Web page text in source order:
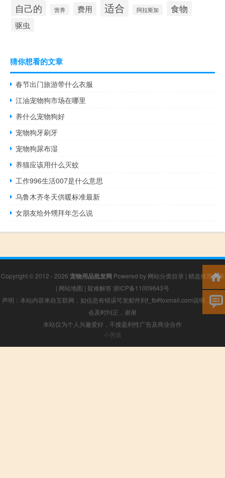
自己的 营养 费用 适合 阿拉斯加 食物
驱虫
猜你想看的文章
春节出门旅游带什么衣服
江油宠物狗市场在哪里
养什么宠物狗好
宠物狗牙刷牙
宠物狗尿布湿
养猫应该用什么灭蚊
工作996生活007是什么意思
乌鲁木齐冬天供暖标准最新
女朋友给外甥拜年怎么说
Copyright © 2012 - 2026 宠物用品批发网 Powered by 网站分类目录 | 精选推荐文章
| 网站地图 | 疑难解答 浙ICP备11009643号
声明：本站内容来自互联网，如信息有错误可发邮件到f_fb#foxmail.com说明，我们
会及时纠正，谢谢
本站仅为个人兴趣爱好，不接盈利性广告及商业合作
小男孩